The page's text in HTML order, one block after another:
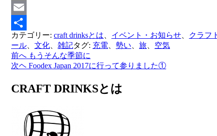
Mastodon
Email
共
有
カテゴリー: craft drinksとは イベント・お知らせ
クラフ
ール
文化 雑記タグ: 充電 勢い 旅 空気
投
稿
ナ
前へ もうそんな季節に
次ヘ Foodex Japan 2017に行って参りました①
CRAFT DRINKSとは